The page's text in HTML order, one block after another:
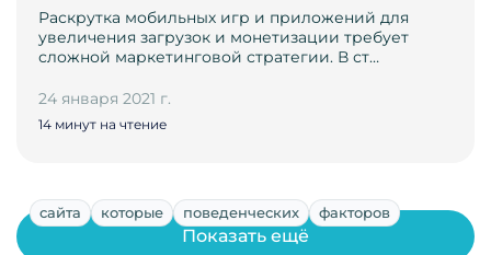
Раскрутка мобильных игр и приложений для
увеличения загрузок и монетизации требует
сложной маркетинговой стратегии. В ст…
24 января 2021 г.
14 минут на чтение
сайта которые поведенческих факторов
Показать ещё